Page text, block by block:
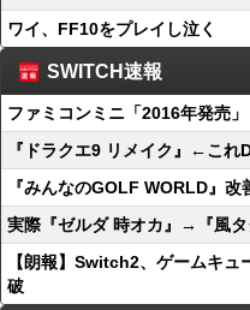
ワイ、FF10をプレイし泣く
SWITCH速報
ファミコンミニ「2016年発売
『ドラクエ9 リメイク』←これ
『みんなのGOLF WORLD』
実際『ゼルダ 時オカ』→『風
【朗報】Switch2、ゲームキ
破